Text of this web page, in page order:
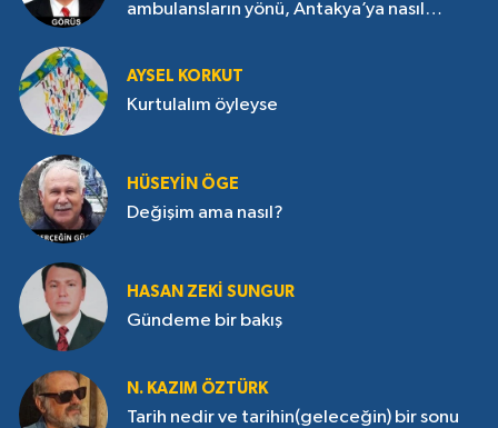
ambulansların yönü, Antakya’ya nasıl
AYSEL KORKUT
Kurtulalım öyleyse
HÜSEYIN ÖGE
Değişim ama nasıl?
HASAN ZEKI SUNGUR
Gündeme bir bakış
N. KAZIM ÖZTÜRK
Tarih nedir ve tarihin(geleceğin) bir sonu